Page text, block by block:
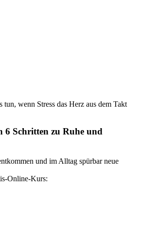
tun, wenn Stress das Herz aus dem Takt
6 Schritten zu Ruhe und
und im Alltag spürbar neue
Online-Kurs: